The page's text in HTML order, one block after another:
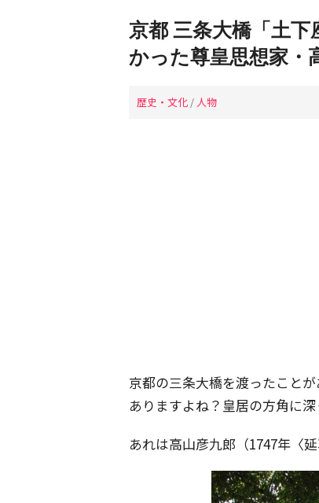
京都 三条大橋「土
かった尊皇思想家・
歴史・文化 / 人物
京都の三条大橋を渡ったこと
ありますよね？皇居の方角に
あれは高山彦九郎（1747年〈